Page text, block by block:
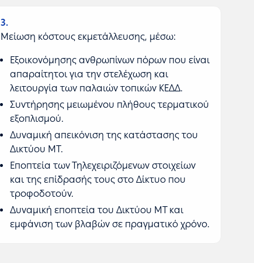
3
Μείωση κόστους εκμετάλλευσης, μέσω:
Εξοικονόμησης ανθρωπίνων πόρων που είναι
απαραίτητοι για την στελέχωση και
λειτουργία των παλαιών τοπικών ΚΕΔΔ.
Συντήρησης μειωμένου πλήθους τερματικού
εξοπλισμού.
Δυναμική απεικόνιση της κατάστασης του
Δικτύου ΜΤ.
Εποπτεία των Τηλεχειριζόμενων στοιχείων
και της επίδρασής τους στο Δίκτυο που
τροφοδοτούν.
Δυναμική εποπτεία του Δικτύου ΜΤ και
εμφάνιση των βλαβών σε πραγματικό χρόνο.